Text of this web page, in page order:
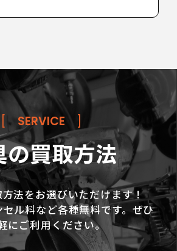
SERVICE
の買取方法
法をお選びいただけます！
ル料など各種無料です。ぜひ
にご利用ください。
お問い合わせ